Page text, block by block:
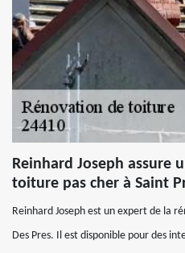
Reinhard Joseph assure
toiture pas cher à Saint
Reinhard Joseph est un expert de la
Des Pres. Il est disponible pour des